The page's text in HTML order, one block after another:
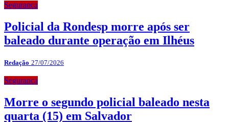
Segurança
Policial da Rondesp morre após ser
baleado durante operação em Ilhéus
Redação 27/07/2026
Segurança
Morre o segundo policial baleado nesta
quarta (15) em Salvador